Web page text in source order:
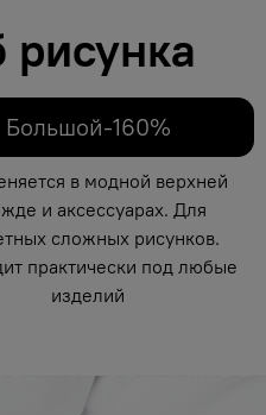
Большой-160%
в модной верхней
и аксессуарах. Для
сложных рисунков.
практически под любые
изделий